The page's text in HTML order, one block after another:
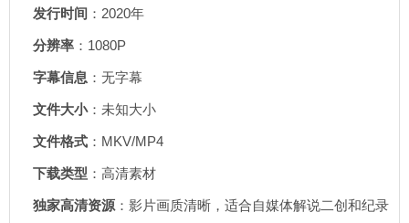
发行时间 ：2020年
分辨率 ：1080P
字幕信息 ：无字幕
文件大小：未知大小
文件格式 ：MKV/MP4
下载类型 ：高清素材
独家高清资源 ：影片画质清晰，适合自媒体解说二创和纪录